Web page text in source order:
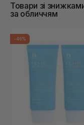
Товари зі
за обличчям
-46%